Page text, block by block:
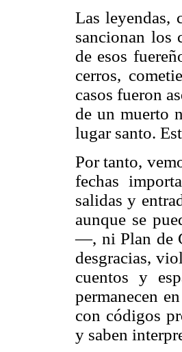
Las leyendas,
sancionan los
de esos
cerros,
casos fueron
de un muerto
lugar santo.
Por tanto,
fechas
salidas y
aunque se
—, ni Plan de
desgracias,
cuentos y
permanecen
con códigos
y saben